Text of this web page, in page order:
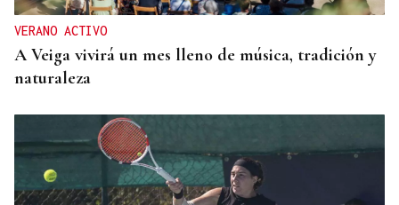
VERANO ACTIVO
A Veiga vivirá un mes lleno de música, tradición y
naturaleza